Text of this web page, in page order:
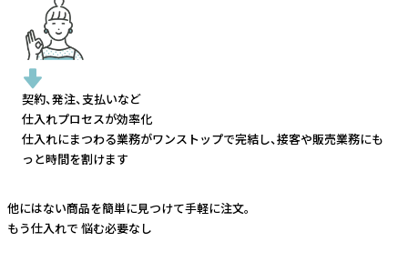
契約、発注、支払いなど
仕入れプロセスが効率化
仕入れにまつわる業務がワンストップで完結し、接客や販売業務にも
っと時間を割けます
他にはない商品を簡単に見つけて手軽に注文。
もう仕入れで 悩む必要なし